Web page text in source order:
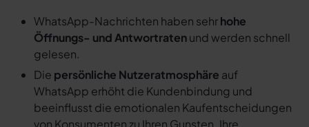
WhatsApp-Nachrichten haben sehrhohe
Öffnungs- und Antwortratenund werden schnell
gelesen.
Die persönliche Nutzeratmosphäre auf
WhatsApp erhöht die Kundenbindung und
beeinflusst die emotionalen Kaufentscheidungen